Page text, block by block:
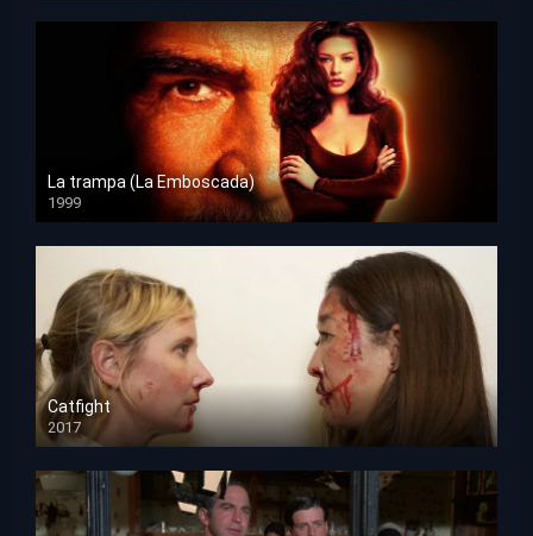
La trampa (La Emboscada)
1999
HD 1080p
Catfight
2017
HD 720p